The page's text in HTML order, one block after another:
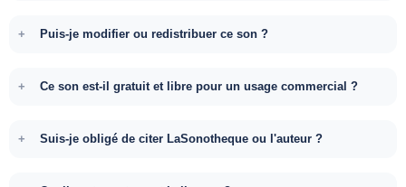
Puis-je modifier ou redistribuer ce son ?
Ce son est-il gratuit et libre pour un usage commercial ?
Suis-je obligé de citer LaSonotheque ou l'auteur ?